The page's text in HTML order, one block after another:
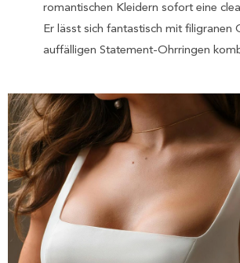
romantischen Kleidern sofort eine
Er lässt sich fantastisch mit filigranen
auffälligen Statement-Ohrringen